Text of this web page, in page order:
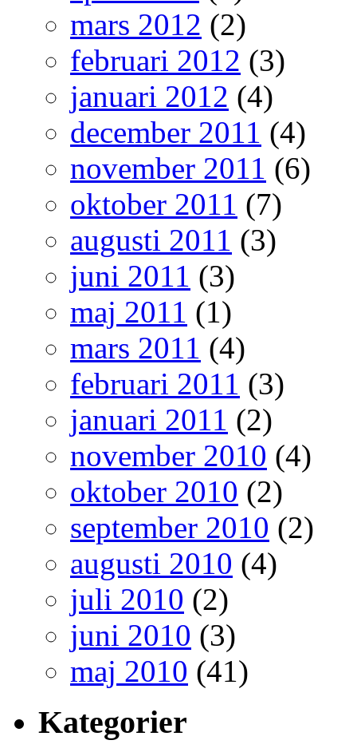
mars 2012 (2)
februari 2012 (3)
januari 2012 (4)
december 2011 (4)
november 2011 (6)
oktober 2011 (7)
augusti 2011 (3)
juni 2011 (3)
maj 2011 (1)
mars 2011 (4)
februari 2011 (3)
januari 2011 (2)
november 2010 (4)
oktober 2010 (2)
september 2010 (2)
augusti 2010 (4)
juli 2010 (2)
juni 2010 (3)
maj 2010 (41)
Kategorier